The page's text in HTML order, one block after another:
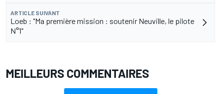
ARTICLE SUIVANT
Loeb : "Ma première mission : soutenir Neuville, le pilote
N°1"
MEILLEURS COMMENTAIRES